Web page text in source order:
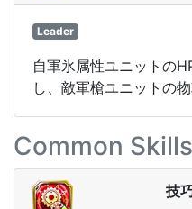
Leader
自軍氷属性ユニットの
し、敵軍槍ユニットの
Common Skills
技